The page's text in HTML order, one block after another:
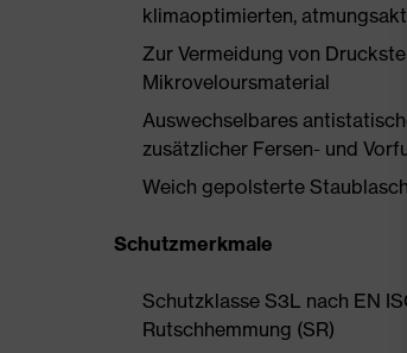
klimaoptimierten,
Zur Vermeidung von
Mikroveloursmaterial
Auswechselbares
zusätzlicher Fersen- und
Weich gepolsterte
Schutzmerkmale
Schutzklasse S3L nach EN
Rutschhemmung (SR)